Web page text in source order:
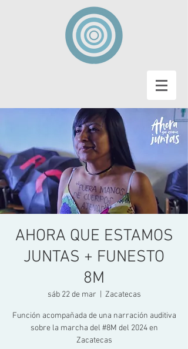
AHORA QUE ESTAMOS
JUNTAS + FUNESTO
8M
sáb 22 de mar Zacatecas
Función acompañada de una narración auditiva
sobre la marcha del #8M del 2024 en
Zacatecas